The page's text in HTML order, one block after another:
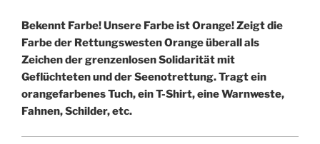
Bekennt Farbe! Unsere Farbe ist Orange!Zeigt die
Farbe der Rettungswesten Orange überall als
Zeichen der grenzenlosen Solidarität mit
Geflüchteten und der Seenotrettung. Tragt ein
orangefarbenes Tuch, ein T-Shirt, eine Warnweste,
Fahnen, Schilder, etc.